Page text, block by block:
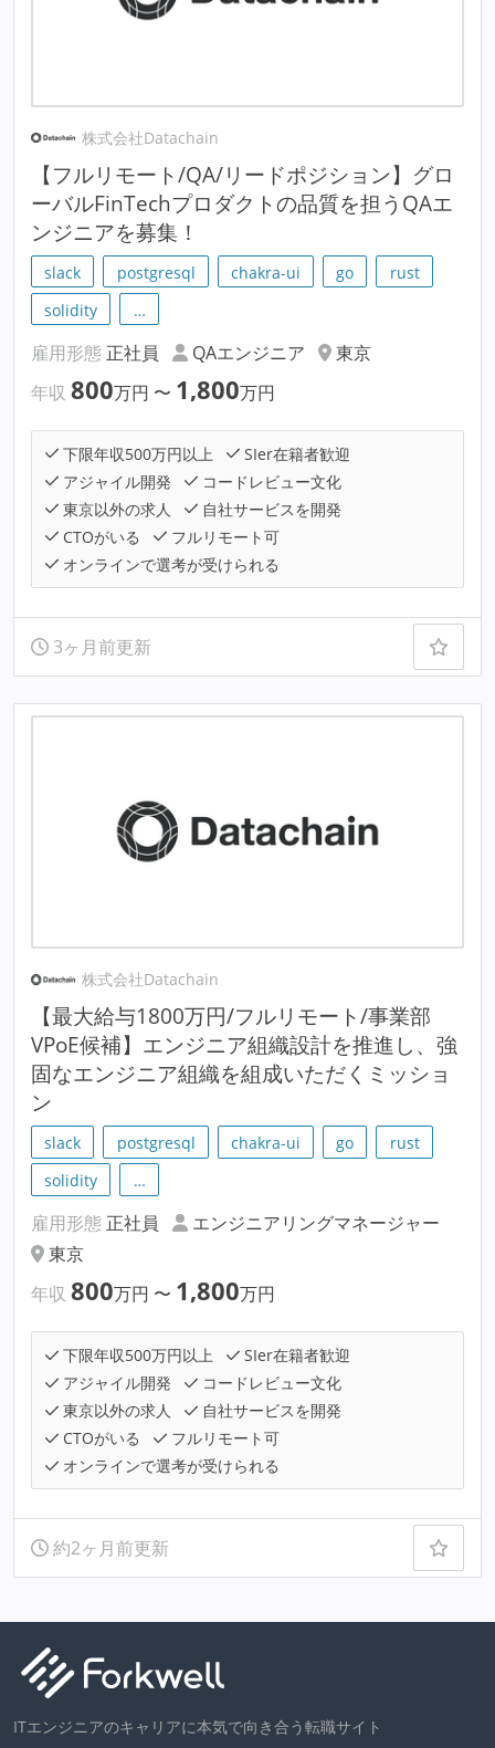
株式会社Datachain
【フルリモート/QA/リードポジション】グロ
ーバルFinTechプロダクトの品質を担うQAエ
ンジニアを募集！
slack postgresql chakra-ui go
rust
solidity
…
雇用形態 正社員 QAエンジニア
東京
年収 800万円 〜 1,800万円
下限年収500万円以上
SIer在籍者歓迎
アジャイル開発
コードレビュー文化
東京以外の求人
自社サービスを開発
CTOがいる
フルリモート可
オンラインで選考が受けられる
3ヶ月前更新
株式会社Datachain
【最大給与1800万円/フルリモート/事業部
VPoE候補】エンジニア組織設計を推進し、強
固なエンジニア組織を組成いただくミッショ
ン
slack postgresql chakra-ui go
rust
solidity
…
雇用形態 正社員
エンジニアリングマネージャー
東京
年収 800万円 〜 1,800万円
下限年収500万円以上
SIer在籍者歓迎
アジャイル開発
コードレビュー文化
東京以外の求人
自社サービスを開発
CTOがいる
フルリモート可
オンラインで選考が受けられる
約2ヶ月前更新
ITエンジニアのキャリアに本気で向き合う転職サイト